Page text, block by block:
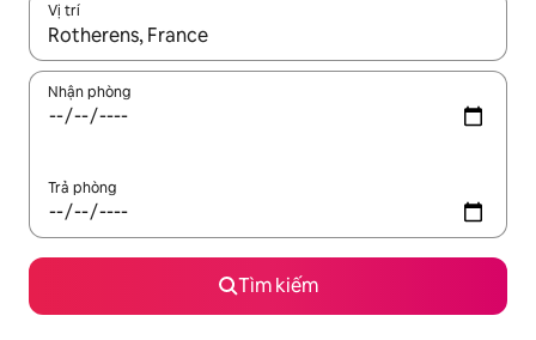
Vị trí
Khi có kết quả, hãy điều hướng bằng phím mũi tên lên và
Nhận phòng
Trả phòng
Tìm kiếm